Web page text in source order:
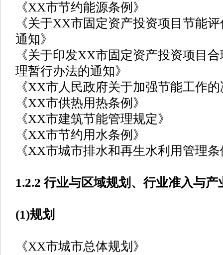
《XX市节约能源条例》
《关于XX市固定资产投资项目节能
通知》
《关于印发XX市固定资产投资项目
理暂行办法的通知》
《XX市人民政府关于加强节能工作
《XX市供热用热条例》
《XX市建筑节能管理规定》
《XX市节约用水条例》
《XX市城市排水和再生水利用管理
1.2.2 行业与区域规划、行业准入与产
(1)规划
《XX市城市总体规划》